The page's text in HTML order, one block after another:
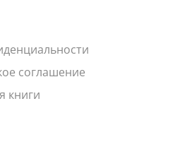
соглашение
книги